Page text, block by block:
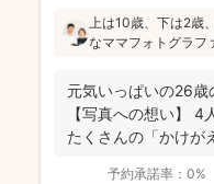
上は10歳、下は2歳
なママフォトグラフ
ちを大切にしてい
喋りしながら楽しく
元気いっぱいの26
【写真への想い】 4
たくさんの「かけが
予約承諾率： 0%